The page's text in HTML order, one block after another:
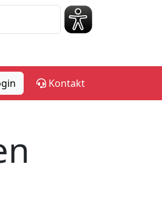
Kontakt